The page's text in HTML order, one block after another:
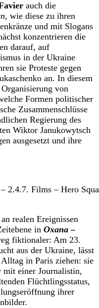
auch die
, wie diese zu ihren
und mit Slogans
konzentrieren die
darauf, auf
in der Ukraine
sie Proteste gegen
an. In diesem
von
Formen politischer
Zusammenschlüsse
Regierung des
Wiktor Janukowytsch
ausgesetzt und ihre
2.4.7. Films – Hero
realen Ereignissen
in Oxana –
fiktionaler: Am 23.
aus der Ukraine, lässt
in Paris ziehen: sie
einer Journalistin,
Flüchtlingsstatus,
ihrer